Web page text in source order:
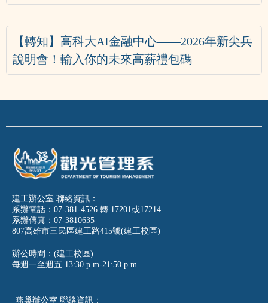
【轉知】高科大AI金融中心——2026年新尖兵
說明會！輸入你的未來高薪禮包碼
建工辦公室 聯絡資訊：
系辦電話：07-381-4526 轉 17201或17214
系辦傳真：07-3810635
807高雄市三民區建工路415號(建工校區)
辦公時間：(建工校區)
每週一至週五 13:30 p.m-21:50 p.m
燕巢辦公室 聯絡資訊：